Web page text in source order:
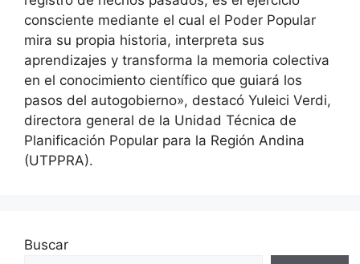
consciente mediante el cual el Poder Popular
mira su propia historia, interpreta sus
aprendizajes y transforma la memoria colectiva
en el conocimiento científico que guiará los
pasos del autogobierno», destacó Yuleici Verdi,
directora general de la Unidad Técnica de
Planificación Popular para la Región Andina
(UTPPRA).
Buscar